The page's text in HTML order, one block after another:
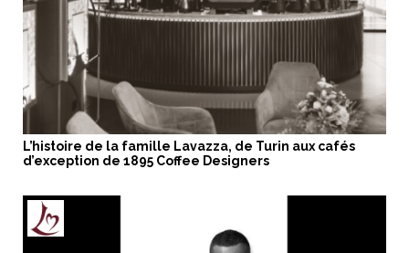
L’histoire de la famille Lavazza, de Turin aux cafés
d’exception de 1895 Coffee Designers